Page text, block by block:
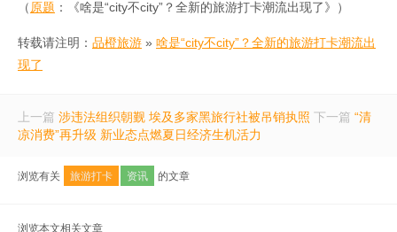
（原题 ：《啥是“city不city”？全新的旅游打卡潮流出现了》）
转载请注明： 品橙旅游 » 啥是“city不city”？全新的旅游打卡潮流出
现了
上一篇 涉违法组织朝觐 埃及多家黑旅行社被吊销执照 下一篇 “清
凉消费”再升级 新业态点燃夏日经济生机活力
浏览有关 旅游打卡 资讯 的文章
浏览本文相关文章